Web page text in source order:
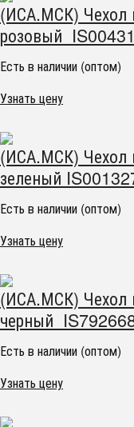
(ИСА.МСК) Чехол
розовый
Есть в наличии (оптом)
Узнать цену
(ИСА.МСК) Чехол
зеленый
Есть в наличии (оптом)
Узнать цену
(ИСА.МСК) Чехол
черный
Есть в наличии (оптом)
Узнать цену